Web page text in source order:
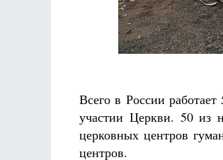
Всего в России
участии Церкви. 50 из
церковных центров
центров.